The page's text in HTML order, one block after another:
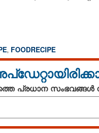
, FOODRECIPE
പ്രധാന
ഹോട്ടൽ സ്‌റ്റൈലിൽ